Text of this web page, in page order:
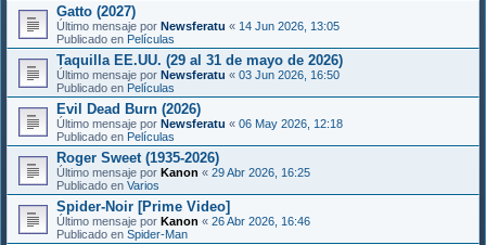
Gatto (2027)
Último mensaje por Newsferatu « 14 Jun 2026, 13:05
Publicado en Películas
Taquilla EE.UU. (29 al 31 de mayo de 2026)
Último mensaje por Newsferatu « 03 Jun 2026, 16:50
Publicado en Películas
Evil Dead Burn (2026)
Último mensaje por Newsferatu « 06 May 2026, 12:18
Publicado en Películas
Roger Sweet (1935-2026)
Último mensaje por Kanon « 29 Abr 2026, 16:25
Publicado en Varios
Spider-Noir [Prime Video]
Último mensaje por Kanon « 26 Abr 2026, 16:46
Publicado en Spider-Man